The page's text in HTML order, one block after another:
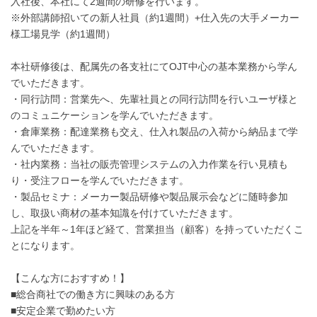
※外部講師招いての新人社員（約1週間）+仕入先の大手メーカー
様工場見学（約1週間）
本社研修後は、配属先の各支社にてOJT中心の基本業務から学ん
でいただきます。
・同行訪問：営業先へ、先輩社員との同行訪問を行いユーザ様と
のコミュニケーションを学んでいただきます。
・倉庫業務：配達業務も交え、仕入れ製品の入荷から納品まで学
んでいただきます。
・社内業務：当社の販売管理システムの入力作業を行い見積も
り・受注フローを学んでいただきます。
・製品セミナ：メーカー製品研修や製品展示会などに随時参加
し、取扱い商材の基本知識を付けていただきます。
上記を半年～1年ほど経て、営業担当（顧客）を持っていただくこ
とになります。
【こんな方におすすめ！】
■総合商社での働き方に興味のある方
■安定企業で勤めたい方